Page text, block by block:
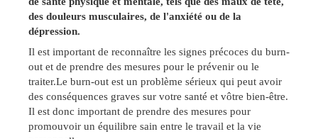
des douleurs musculaires, de l'anxiété ou de la
dépression.
Il est important de reconnaître les signes précoces du burn-
out et de prendre des mesures pour le prévenir ou le
traiter.Le burn-out est un problème sérieux qui peut avoir
des conséquences graves sur votre santé et vôtre bien-être.
Il est donc important de prendre des mesures pour
promouvoir un équilibre sain entre le travail et la vie